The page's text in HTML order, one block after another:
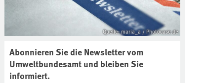
Quelle: maria_a / Photocase.de
Abonnieren Sie die Newsletter vom
Umweltbundesamt und bleiben Sie
informiert.